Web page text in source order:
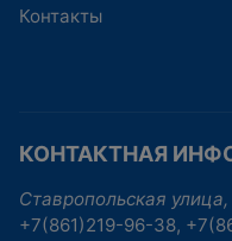
Контакты
КОНТАКТНАЯ
Ставропольская
+7(861)219-96-38,